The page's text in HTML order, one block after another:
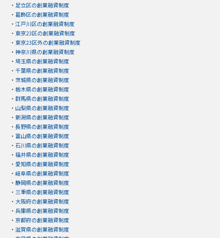
・ 足立区の創業融資制度
・ 葛飾区の創業融資制度
・ 江戸川区の創業融資制度
・ 東京23区の創業融資制度
・ 東京23区外の創業融資制度
・ 神奈川県の創業融資制度
・ 埼玉県の創業融資制度
・ 千葉県の創業融資制度
・ 茨城県の創業融資制度
・ 栃木県の創業融資制度
・ 群馬県の創業融資制度
・ 山梨県の創業融資制度
・ 新潟県の創業融資制度
・ 長野県の創業融資制度
・ 富山県の創業融資制度
・ 石川県の創業融資制度
・ 福井県の創業融資制度
・ 愛知県の創業融資制度
・ 岐阜県の創業融資制度
・ 静岡県の創業融資制度
・ 三重県の創業融資制度
・ 大阪府の創業融資制度
・ 兵庫県の創業融資制度
・ 京都府の創業融資制度
・ 滋賀県の創業融資制度